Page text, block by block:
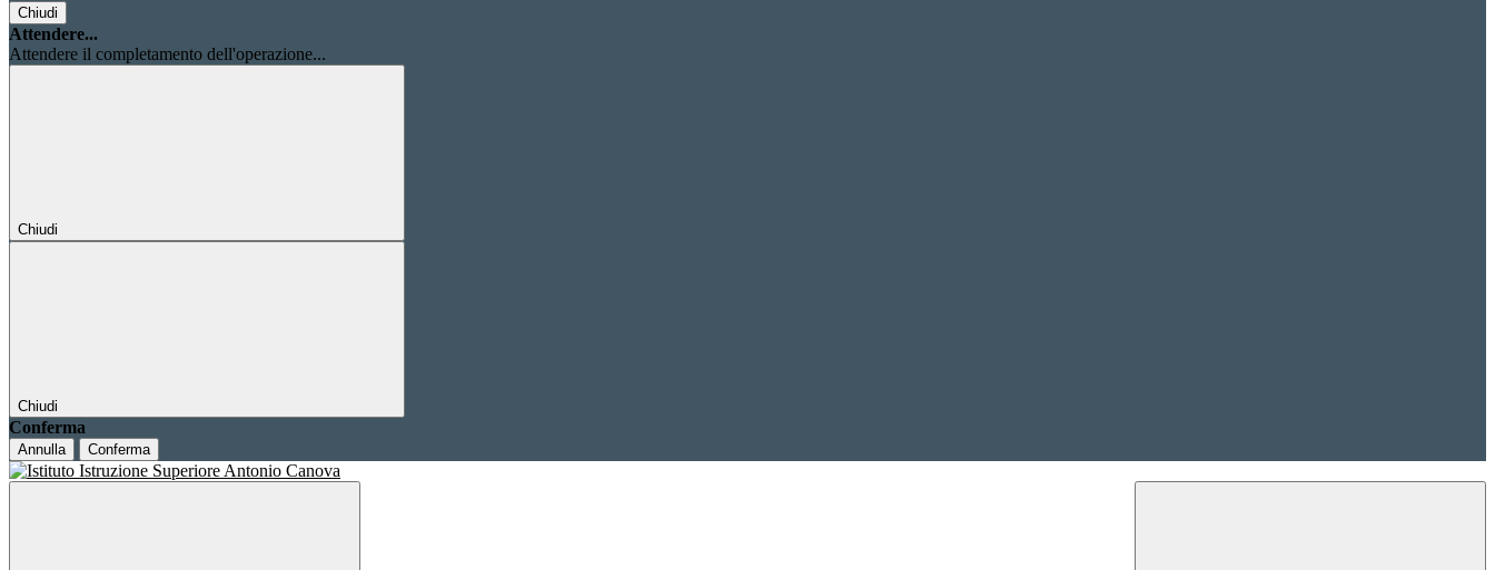
Chiudi
Attendere...
Attendere il completamento dell'operazione...
Chiudi
Chiudi
Conferma
Annulla Conferma